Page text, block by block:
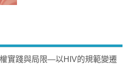
實踐與局限—以HIV的規範變遷